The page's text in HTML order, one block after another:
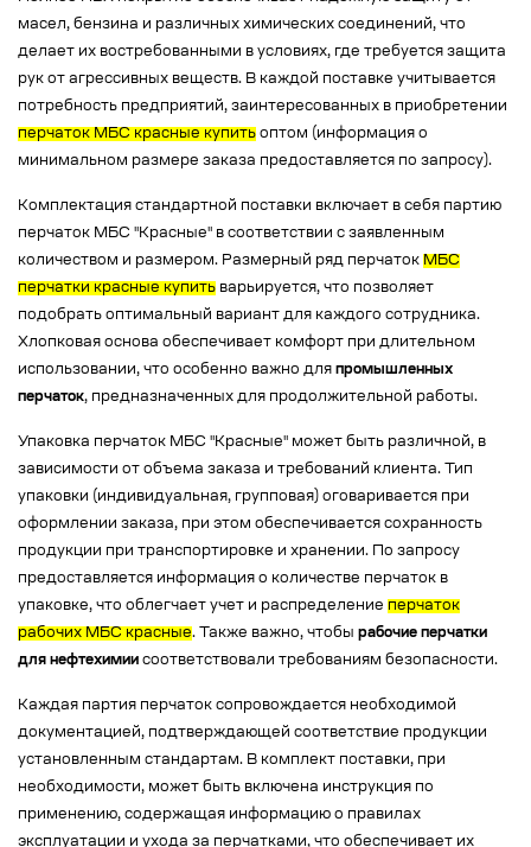
масел, бензина и различных химических соединений, что
делает их востребованными в условиях, где требуется защита
рук от агрессивных веществ. В каждой поставке учитывается
потребность предприятий, заинтересованных в приобретении
перчаток МБС красные купить оптом (информация о
минимальном размере заказа предоставляется по запросу).
Комплектация стандартной поставки включает в себя партию
перчаток МБС "Красные" в соответствии с заявленным
количеством и размером. Размерный ряд перчаток МБС
перчатки красные купить варьируется, что позволяет
подобрать оптимальный вариант для каждого сотрудника.
Хлопковая основа обеспечивает комфорт при длительном
использовании, что особенно важно для промышленных
перчаток, предназначенных для продолжительной работы.
Упаковка перчаток МБС "Красные" может быть различной, в
зависимости от объема заказа и требований клиента. Тип
упаковки (индивидуальная, групповая) оговаривается при
оформлении заказа, при этом обеспечивается сохранность
продукции при транспортировке и хранении. По запросу
предоставляется информация о количестве перчаток в
упаковке, что облегчает учет и распределение перчаток
рабочих МБС красные. Также важно, чтобы рабочие перчатки
для нефтехимии соответствовали требованиям безопасности.
Каждая партия перчаток сопровождается необходимой
документацией, подтверждающей соответствие продукции
установленным стандартам. В комплект поставки, при
необходимости, может быть включена инструкция по
применению, содержащая информацию о правилах
эксплуатации и ухода за перчатками, что обеспечивает их